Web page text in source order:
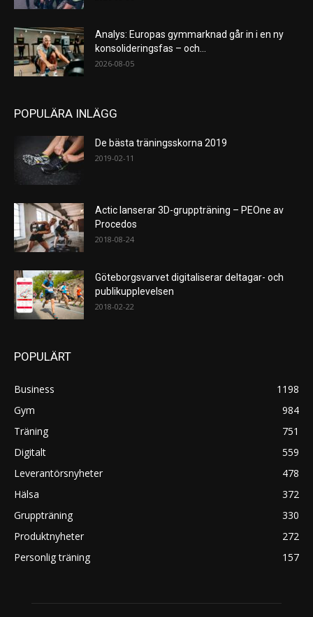
Analys: Europas gymmarknad går in i en ny
konsolideringsfas – och...
2026-08-05
POPULÄRA INLÄGG
De bästa träningsskorna 2019
2019-02-11
Actic lanserar 3D-gruppträning – PEOne av
Procedos
2018-08-24
Göteborgsvarvet digitaliserar deltagar- och
publikupplevelsen
2018-02-22
POPULÄRT
Business
1198
Gym
984
Träning
751
Digitalt
559
Leverantörsnyheter
478
Hälsa
372
Gruppträning
330
Produktnyheter
272
Personlig träning
157